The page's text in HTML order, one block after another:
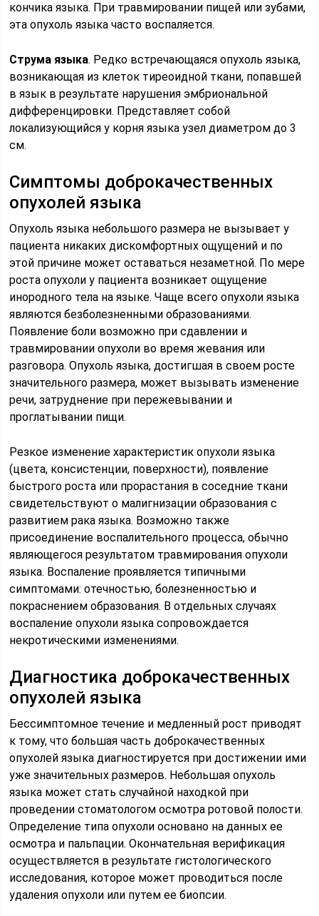
кончика языка. При травмировании пищей или зубами,
эта опухоль языка часто воспаляется.
Струма языка. Редко встречающаяся опухоль языка,
возникающая из клеток тиреоидной ткани, попавшей
в язык в результате нарушения эмбриональной
дифференцировки. Представляет собой
локализующийся у корня языка узел диаметром до 3
см.
Симптомы доброкачественных
опухолей языка
Опухоль языка небольшого размера не вызывает у
пациента никаких дискомфортных ощущений и по
этой причине может оставаться незаметной. По мере
роста опухоли у пациента возникает ощущение
инородного тела на языке. Чаще всего опухоли языка
являются безболезненными образованиями.
Появление боли возможно при сдавлении и
травмировании опухоли во время жевания или
разговора. Опухоль языка, достигшая в своем росте
значительного размера, может вызывать изменение
речи, затруднение при пережевывании и
проглатывании пищи.
Резкое изменение характеристик опухоли языка
(цвета, консистенции, поверхности), появление
быстрого роста или прорастания в соседние ткани
свидетельствуют о малигнизации образования с
развитием рака языка. Возможно также
присоединение воспалительного процесса, обычно
являющегося результатом травмирования опухоли
языка. Воспаление проявляется типичными
симптомами: отечностью, болезненностью и
покраснением образования. В отдельных случаях
воспаление опухоли языка сопровождается
некротическими изменениями.
Диагностика доброкачественных
опухолей языка
Бессимптомное течение и медленный рост приводят
к тому, что большая часть доброкачественных
опухолей языка диагностируется при достижении ими
уже значительных размеров. Небольшая опухоль
языка может стать случайной находкой при
проведении стоматологом осмотра ротовой полости.
Определение типа опухоли основано на данных ее
осмотра и пальпации. Окончательная верификация
осуществляется в результате гистологического
исследования, которое может проводиться после
удаления опухоли или путем ее биопсии.